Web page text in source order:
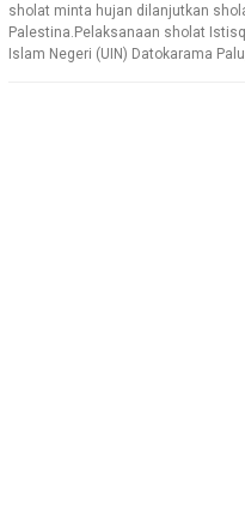
sholat minta hujan dilanjutkan
Palestina.Pelaksanaan sholat
Islam Negeri (UIN) Datokarama